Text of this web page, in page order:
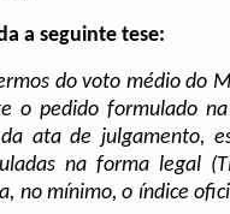
a seguinte tese:
do voto médio do
o pedido formulado
ata de julgamento,
na forma legal
no mínimo, o índice